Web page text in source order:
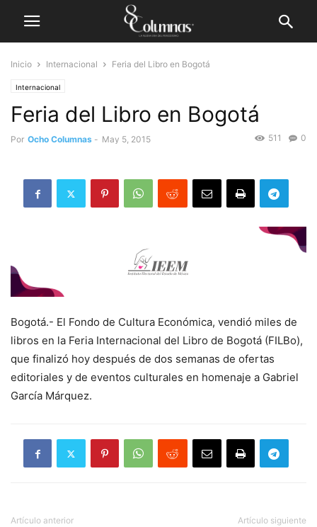
Inicio Internacional Feria del Libro en Bogotá
Internacional
Feria del Libro en Bogotá
Por Ocho Columnas - May 5, 2015 0
511
Bogotá.- El Fondo de Cultura Económica, vendió miles de
libros en la Feria Internacional del Libro de Bogotá (FILBo),
que finalizó hoy después de dos semanas de ofertas
editoriales y de eventos culturales en homenaje a Gabriel
García Márquez.
Artículo anterior Artículo siguiente